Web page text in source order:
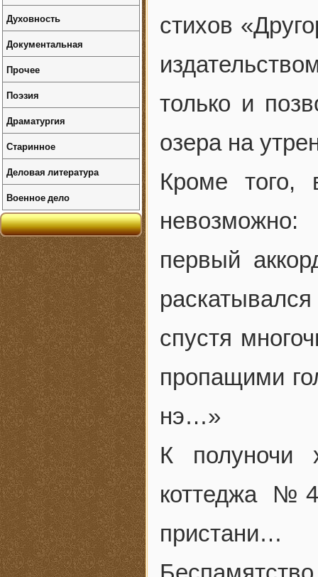
стихов
только и
озера на
Кроме того,
первый
спустя
пропащими
нэ…»
К полуночи
коттеджа
пристани…
Духовность
Документальная
Прочее
Поэзия
Драматургия
Старинное
Деловая литература
Военное дело